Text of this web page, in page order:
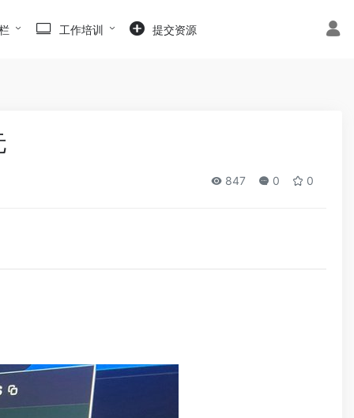
工作培训 提交资源
847 0 0